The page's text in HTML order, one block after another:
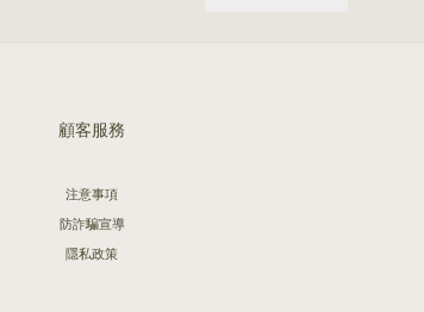
顧客服務
注意事項
防詐騙宣導
隱私政策